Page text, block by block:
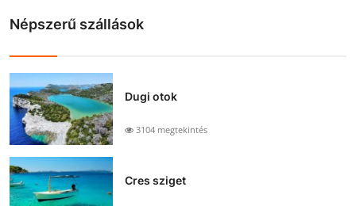
Népszerű szállások
Dugi otok
3104 megtekintés
Cres sziget